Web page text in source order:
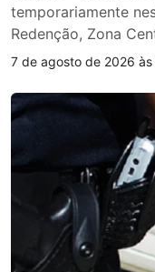
temporariamente
Redenção, Zona
7 de agosto de 2026